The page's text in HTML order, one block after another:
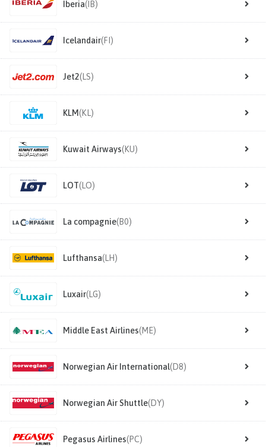
Iberia(IB)
Icelandair(FI)
Jet2(LS)
KLM(KL)
Kuwait Airways(KU)
LOT(LO)
La compagnie(B0)
Lufthansa(LH)
Luxair(LG)
Middle East Airlines(ME)
Norwegian Air International(D8)
Norwegian Air Shuttle(DY)
Pegasus Airlines(PC)